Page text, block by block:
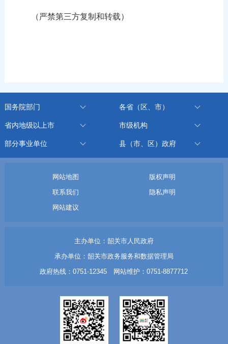
（严禁第三方复制和转载）
国务院部门 各省（区、市）
省内地级以上市 市级机构
部分事业单位 县（市、区）政府
网站地图
版权声明
联系我们
隐私声明
网站建议
主办单位：韶关市人民政府
承办单位：韶关市政务服务和数据管理局
政府热线：0751-12345 网站维护：0751-8877712